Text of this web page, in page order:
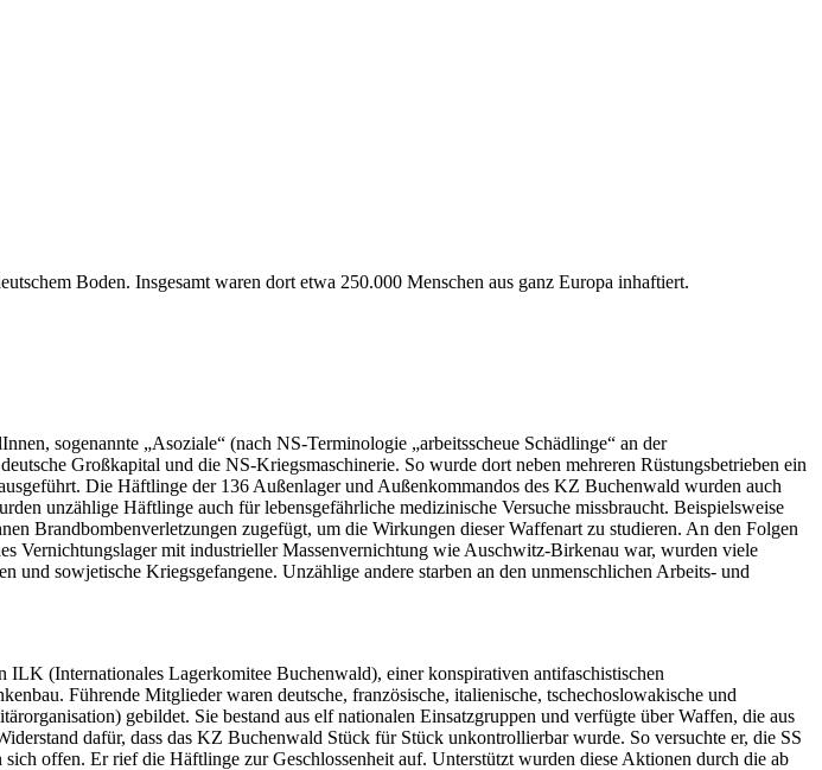
Boden. Insgesamt waren dort etwa 250.000 Menschen aus ganz Europa inhaftiert.
sogenannte „Asoziale“ (nach NS-Terminologie „arbeitsscheue Schädlinge“ an der
Großkapital und die NS-Kriegsmaschinerie. So wurde dort neben mehreren Rüstungsbetrieben ein
Die Häftlinge der 136 Außenlager und Außenkommandos des KZ Buchenwald wurden auch
unzählige Häftlinge auch für lebensgefährliche medizinische Versuche missbraucht. Beispielsweise
Brandbombenverletzungen zugefügt, um die Wirkungen dieser Waffenart zu studieren. An den Folgen
Vernichtungslager mit industrieller Massenvernichtung wie Auschwitz-Birkenau war, wurden viele
sowjetische Kriegsgefangene. Unzählige andere starben an den unmenschlichen Arbeits- und
(Internationales Lagerkomitee Buchenwald), einer konspirativen antifaschistischen
Führende Mitglieder waren deutsche, französische, italienische, tschechoslowakische und
gebildet. Sie bestand aus elf nationalen Einsatzgruppen und verfügte über Waffen, die aus
dafür, dass das KZ Buchenwald Stück für Stück unkontrollierbar wurde. So versuchte er, die SS
offen. Er rief die Häftlinge zur Geschlossenheit auf. Unterstützt wurden diese Aktionen durch die ab